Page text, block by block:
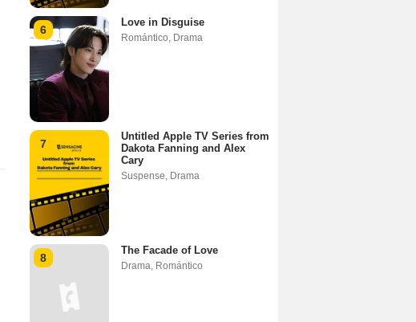
6
Love in Disguise
Romántico Drama
7
Untitled Apple TV Series from
Dakota Fanning and Alex
Cary
Suspense Drama
8
The Facade of Love
Drama Romántico